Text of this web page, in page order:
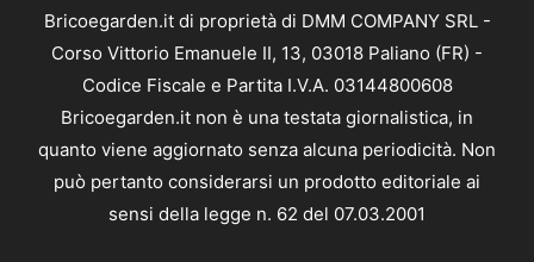
Bricoegarden.it di proprietà di DMM COMPANY SRL -
Corso Vittorio Emanuele II, 13, 03018 Paliano (FR) -
Codice Fiscale e Partita I.V.A. 03144800608
Bricoegarden.it non è una testata giornalistica, in
quanto viene aggiornato senza alcuna periodicità. Non
può pertanto considerarsi un prodotto editoriale ai
sensi della legge n. 62 del 07.03.2001